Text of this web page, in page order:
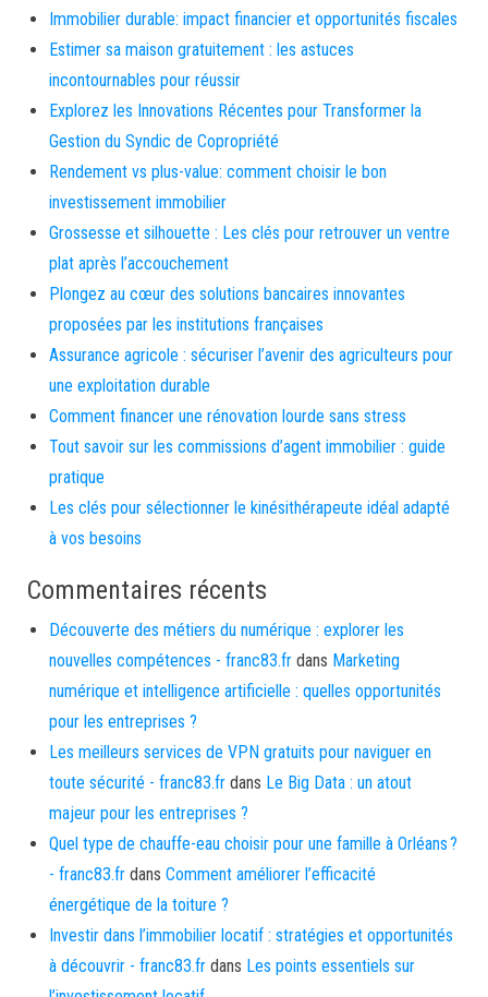
Immobilier durable: impact financier et opportunités fiscales
Estimer sa maison gratuitement : les astuces
incontournables pour réussir
Explorez les Innovations Récentes pour Transformer la
Gestion du Syndic de Copropriété
Rendement vs plus-value: comment choisir le bon
investissement immobilier
Grossesse et silhouette : Les clés pour retrouver un ventre
plat après l’accouchement
Plongez au cœur des solutions bancaires innovantes
proposées par les institutions françaises
Assurance agricole : sécuriser l’avenir des agriculteurs pour
une exploitation durable
Comment financer une rénovation lourde sans stress
Tout savoir sur les commissions d’agent immobilier : guide
pratique
Les clés pour sélectionner le kinésithérapeute idéal adapté
à vos besoins
Commentaires récents
Découverte des métiers du numérique : explorer les
nouvelles compétences - franc83.fr dans Marketing
numérique et intelligence artificielle : quelles opportunités
pour les entreprises ?
Les meilleurs services de VPN gratuits pour naviguer en
toute sécurité - franc83.fr dans Le Big Data : un atout
majeur pour les entreprises ?
Quel type de chauffe-eau choisir pour une famille à Orléans ?
- franc83.fr dans Comment améliorer l’efficacité
énergétique de la toiture ?
Investir dans l’immobilier locatif : stratégies et opportunités
à découvrir - franc83.fr dans Les points essentiels sur